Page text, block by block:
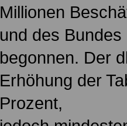
Millionen
und des
begonnen. Der
Erhöhung der
Prozent,